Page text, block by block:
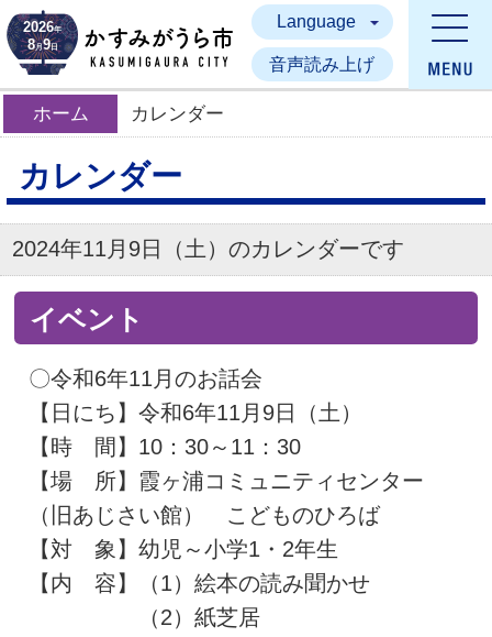
かすみがうら市
2026年
8月9日
Language
音声読み上げ
ホーム カレンダー
カレンダー
2024年11月9日（土）のカレンダーです
イベント
〇令和6年11月のお話会
【日にち】令和6年11月9日（土）
【時 間】10：30～11：30
【場 所】霞ヶ浦コミュニティセンター
（旧あじさい館） こどものひろば
【対 象】幼児～小学1・2年生
【内 容】（1）絵本の読み聞かせ
（2）紙芝居